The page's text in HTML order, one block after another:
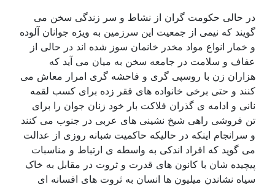
در حالی حکومت گران از نشاط و سر زندگی سخن می
گویند که نیمی از جمعیت این سرزمین به ویژه جوانان آلوده
و خمار انواع مواد مخدر خانمان سوز شده اند در حالی از
عفاف و سلامت در جامعه سخن به میان می آید که
هزاران زن با روسپی گری و فاحشه گری امرار معاش می
کنند و حتی برخی خانواده های فقر زده برای کسب لقمه
نانی و ادامه ی گذران فلاکت بار خود زنان جوان را برای
تن فروشی راهی شیخ نشینی های عربی در جنوب می کنند
و سرانجام اینکه در حالیکه حاکمیت شبانه روزی از عدالت
می گوید که افراد اندکی به واسطه ی ارتباط و مناسبات
پیچیده شان با کانون های قدرت و ثروت در مقابل به خاک
سیاه نشاندن میلیون ها انسان به ثروت های افسانه ای